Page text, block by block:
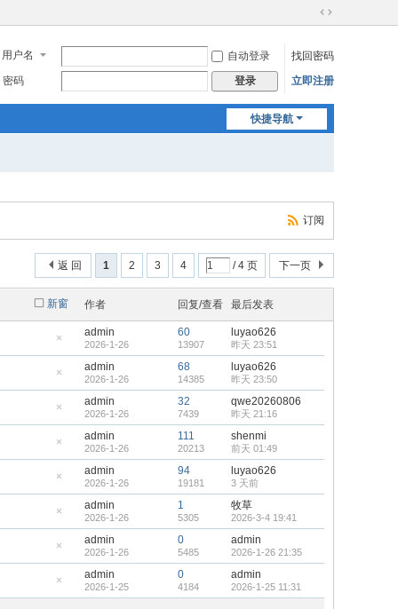
切
到
宽
用户名 自动登录
找回密码
密码
登录 立即注册
快捷导航
订阅
1 2 3 4 / 4 页 下一页
返 回
新窗 作者 回复/查看 最后发表
藏
置
帖
admin
2026-1-26
60
13907
luyao626
昨天 23:51
藏
置
帖
admin
2026-1-26
68
14385
luyao626
昨天 23:50
藏
置
帖
admin
2026-1-26
32
7439
qwe20260806
昨天 21:16
藏
置
帖
admin
2026-1-26
111
20213
shenmi
前天 01:49
藏
置
帖
admin
2026-1-26
94
19181
luyao626
3 天前
藏
置
帖
admin
2026-1-26
1
5305
牧草
2026-3-4 19:41
藏
置
帖
admin
2026-1-26
0
5485
admin
2026-1-26 21:35
藏
admin
2026-1-25
0
4184
admin
2026-1-25 11:31